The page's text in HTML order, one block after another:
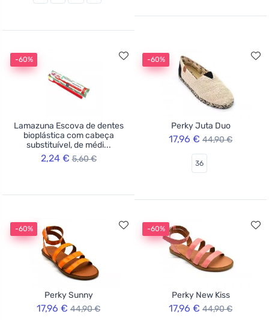
-60%
Lamazuna Escova de dentes
bioplástica com cabeça
substituível, de médi...
2,24 € 5,60 €
-60%
Perky Juta Duo
17,96 € 44,90 €
36
-60%
Perky Sunny
17,96 € 44,90 €
-60%
Perky New Kiss
17,96 € 44,90 €